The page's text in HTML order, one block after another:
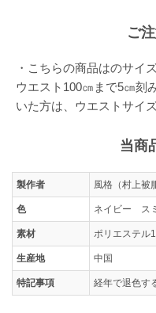
ご
・こちらの商品はのサイ
ウエスト100㎝まで5㎝刻
いた方は、ウエストサイ
当商
製作者 風格（村上被
色 ネイビー ス
素材 ポリエステル
生産地 中国
特記事項 経年で退色す